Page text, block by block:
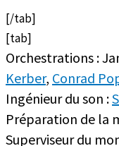
[/tab]
[tab]
Orchestrations :
Kerber, Conrad
Ingénieur du son :
Préparation de la
Superviseur du